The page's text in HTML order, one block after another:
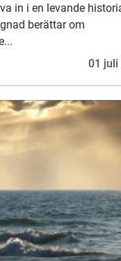
in i en levande
berättar om
01 juli